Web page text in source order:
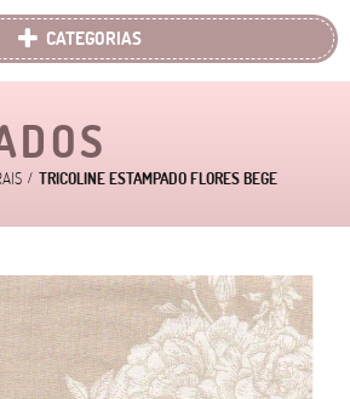
CATEGORIAS
TRICOLINE ESTAMPADO FLORES BEGE